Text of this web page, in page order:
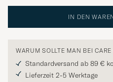
IN DEN
WARUM SOLLTE MAN BEI
Standardversand ab 89 €
Lieferzeit 2-5 Werktage